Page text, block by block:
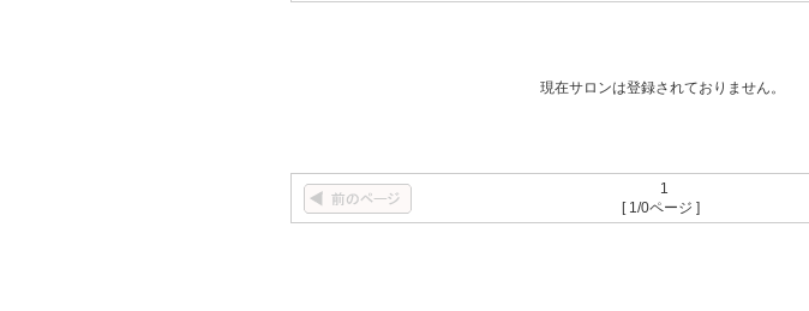
現在サロンは登録されておりません。
1
[ 1/0ページ ]